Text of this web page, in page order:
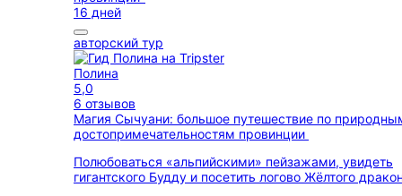
16 дней
авторский тур
Полина
5,0
6 отзывов
Магия Сычуани: большое путешествие по
достопримечательностям провинции
Полюбоваться «альпийскими» пейзажами, увидеть
гигантского Будду и посетить логово Жёлтого